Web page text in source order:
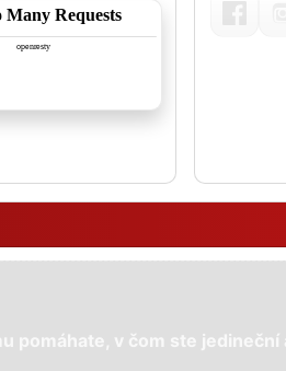
v čom ste jedineční